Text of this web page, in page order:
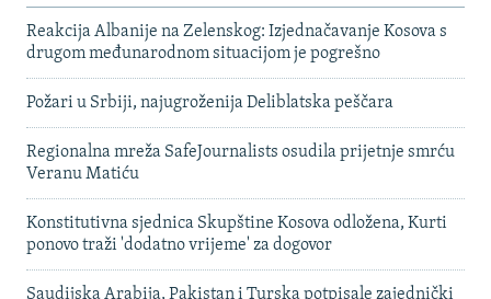
Reakcija Albanije na Zelenskog: Izjednačavanje Kosova s ​​
drugom međunarodnom situacijom je pogrešno
Požari u Srbiji, najugroženija Deliblatska peščara
Regionalna mreža SafeJournalists osudila prijetnje smrću
Veranu Matiću
Konstitutivna sjednica Skupštine Kosova odložena, Kurti
ponovo traži 'dodatno vrijeme' za dogovor
Saudijska Arabija, Pakistan i Turska potpisale zajednički